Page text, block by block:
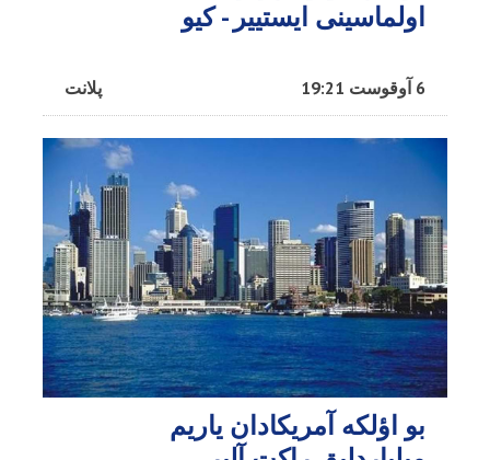
اولماسینی ایستییر - کیو
پلانت 6 آوقوست 19:21
بو اؤلکه آمریکادان یاریم